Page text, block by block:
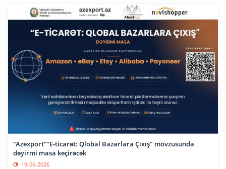
“Azexport”"E-ticarət: Qlobal Bazarlara Çıxış" mövzusunda
dəyirmi masa keçirəcək
19-06-2026